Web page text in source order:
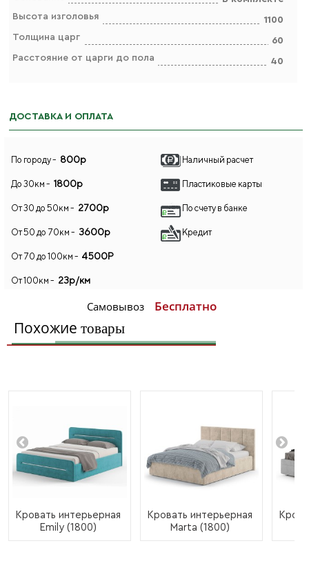
Высота изголовья
1100
Толщина царг
60
Расстояние от царги до пола
40
ДОСТАВКА И ОПЛАТА
По городу - 800р
До 30км - 1800р
От 30 до 50км - 2700р
От 50 до 70км - 3600р
От 70 до 100км - 4500Р
От 100км - 23р/км
Самовывоз Бесплатно
Наличный расчет
Пластиковые карты
По счету в банке
Кредит
Похожие товары
Кровать интерьерная
Emily (1800)
Кровать интерьерная
Marta (1800)